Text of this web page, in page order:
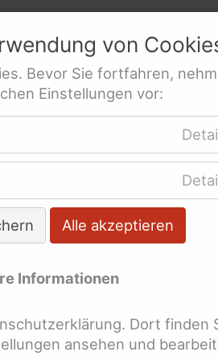
Frauen
(UN-BRK)
zu ziehen:
von
. Bevor Sie fortfahren,
Einstellungen vor:
Alle akzeptieren
Informationen
Dort finden
ansehen und